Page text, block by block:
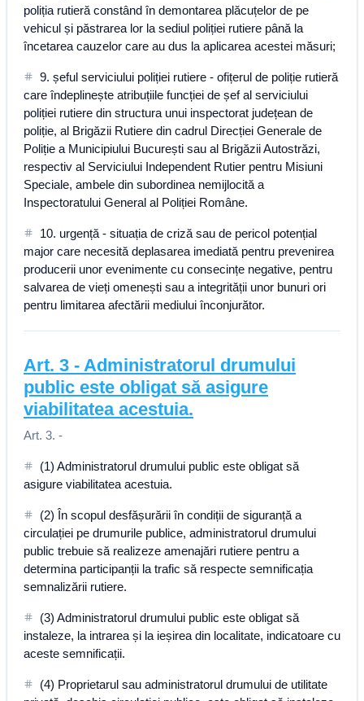
poliția rutieră constând în demontarea plăcuțelor de pe
vehicul și păstrarea lor la sediul poliției rutiere până la
încetarea cauzelor care au dus la aplicarea acestei măsuri;
9. șeful serviciului poliției rutiere - ofițerul de poliție rutieră
care îndeplinește atribuțiile funcției de șef al serviciului
poliției rutiere din structura unui inspectorat județean de
poliție, al Brigăzii Rutiere din cadrul Direcției Generale de
Poliție a Municipiului București sau al Brigăzii Autostrăzi,
respectiv al Serviciului Independent Rutier pentru Misiuni
Speciale, ambele din subordinea nemijlocită a
Inspectoratului General al Poliției Române.
10. urgență - situația de criză sau de pericol potențial
major care necesită deplasarea imediată pentru prevenirea
producerii unor evenimente cu consecințe negative, pentru
salvarea de vieți omenești sau a integrității unor bunuri ori
pentru limitarea afectării mediului înconjurător.
Art. 3 - Administratorul drumului
public este obligat să asigure
viabilitatea acestuia.
Art. 3. -
(1) Administratorul drumului public este obligat să
asigure viabilitatea acestuia.
(2) În scopul desfășurării în condiții de siguranță a
circulației pe drumurile publice, administratorul drumului
public trebuie să realizeze amenajări rutiere pentru a
determina participanții la trafic să respecte semnificația
semnalizării rutiere.
(3) Administratorul drumului public este obligat să
instaleze, la intrarea și la ieșirea din localitate, indicatoare cu
aceste semnificații.
(4) Proprietarul sau administratorul drumului de utilitate